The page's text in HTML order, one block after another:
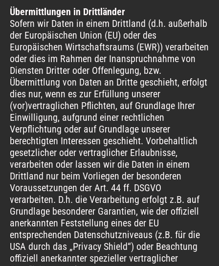
Übermittlungen in Drittländer
Sofern wir Daten in einem Drittland (d.h. außerhalb
der Europäischen Union (EU) oder des
Europäischen Wirtschaftsraums (EWR)) verarbeiten
oder dies im Rahmen der Inanspruchnahme von
Diensten Dritter oder Offenlegung, bzw.
Übermittlung von Daten an Dritte geschieht, erfolgt
dies nur, wenn es zur Erfüllung unserer
(vor)vertraglichen Pflichten, auf Grundlage Ihrer
Einwilligung, aufgrund einer rechtlichen
Verpflichtung oder auf Grundlage unserer
berechtigten Interessen geschieht. Vorbehaltlich
gesetzlicher oder vertraglicher Erlaubnisse,
verarbeiten oder lassen wir die Daten in einem
Drittland nur beim Vorliegen der besonderen
Voraussetzungen der Art. 44 ff. DSGVO
verarbeiten. D.h. die Verarbeitung erfolgt z.B. auf
Grundlage besonderer Garantien, wie der offiziell
anerkannten Feststellung eines der EU
entsprechenden Datenschutzniveaus (z.B. für die
USA durch das „Privacy Shield“) oder Beachtung
offiziell anerkannter spezieller vertraglicher